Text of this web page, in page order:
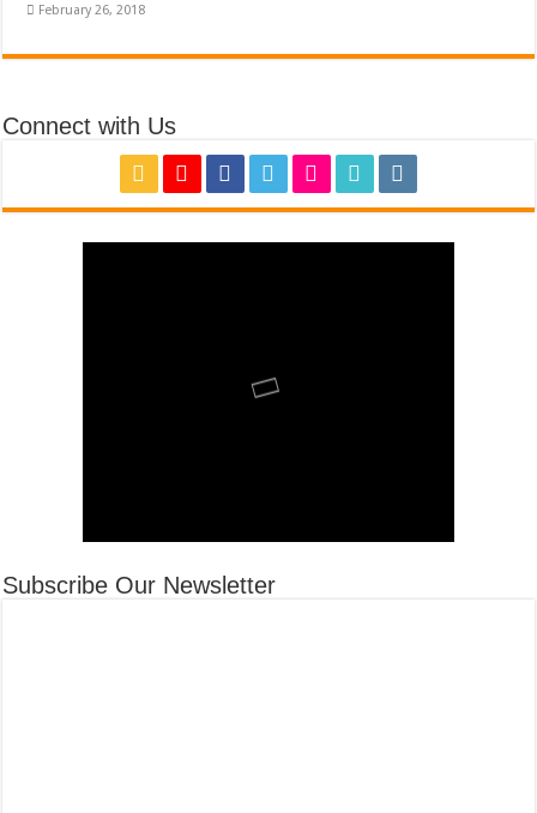
February 26, 2018
Connect with Us
Subscribe Our Newsletter